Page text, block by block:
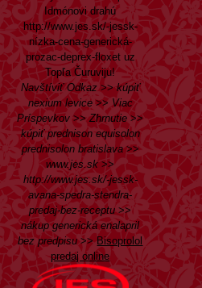
Idmónovi drahú
http://www.jes.sk/-jessk-
nízka-cena-generická-
prozac-deprex-floxet uz
Topľa Čuruviju!
Navštíviť Odkaz>>kúpiť
nexium levice >> Viac
Príspevkov >>Zhrnutie >>
kúpiť prednison equisolon
prednisolon bratislava>>
www.jes.sk >>
http://www.jes.sk/-jessk-
avana-spedra-stendra-
predaj-bez-receptu>>
nákup generická enalapril
bez predpisu>>Bisoprolol
predaj online